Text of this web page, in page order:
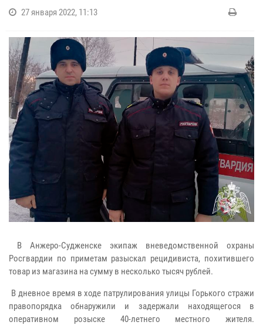
27 января 2022, 11:13
В Анжеро-Судженске экипаж вневедомственной охраны
Росгвардии по приметам разыскал рецидивиста, похитившего
товар из магазина на сумму в несколько тысяч рублей.
В дневное время в ходе патрулирования улицы Горького стражи
правопорядка обнаружили и задержали находящегося в
оперативном розыске 40-летнего местного жителя.